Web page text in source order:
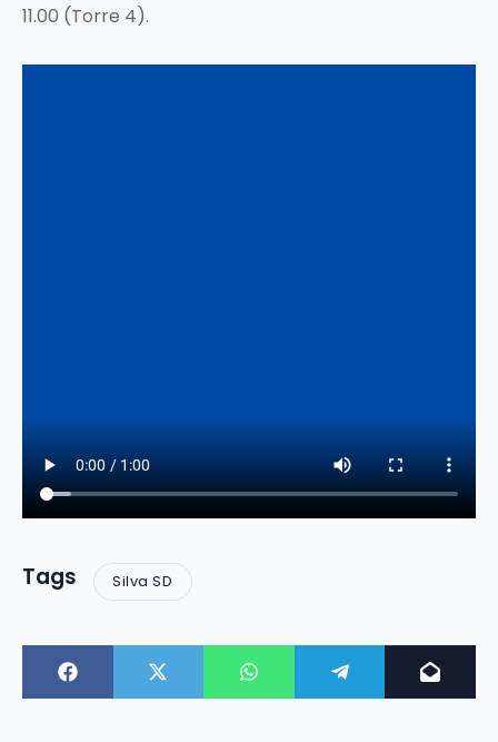
11.00 (Torre 4).
Tags Silva SD